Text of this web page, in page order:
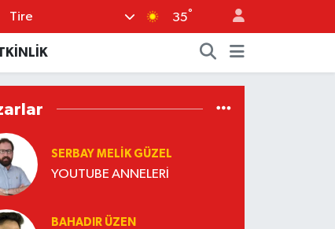
Tire 35°
SERBAY MELIK GÜZEL
YOUTUBE ANNELERİ
BAHADIR ÜZEN